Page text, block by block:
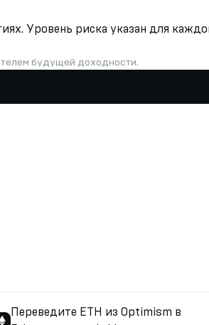
Уровень риска указан для
будущей доходности.
Переведите ETH из Optimism в